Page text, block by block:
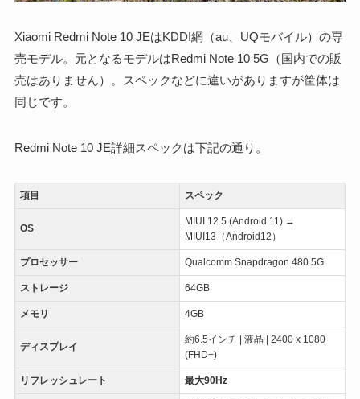
Xiaomi Redmi Note 10 JEはKDDI網（au、UQモバイル）の専
売モデル。元となるモデルはRedmi Note 10 5G（国内での販
売はありません）。スペックなどに違いがありますが筐体は
同じです。
Redmi Note 10 JE詳細スペックは下記の通り。
項目 スペック
OS
MIUI 12.5 (Android 11) →
MIUI13（Android12）
プロセッサー Qualcomm Snapdragon 480 5G
ストレージ 64GB
メモリ 4GB
ディスプレイ
約6.5インチ | 液晶 | 2400 x 1080
(FHD+)
リフレッシュレート 最大90Hz